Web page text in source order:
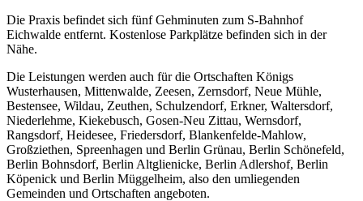
Die Praxis befindet sich fünf Gehminuten zum S-Bahnhof
Eichwalde entfernt. Kostenlose Parkplätze befinden sich in der
Nähe.
Die Leistungen werden auch für die Ortschaften Königs
Wusterhausen, Mittenwalde, Zeesen, Zernsdorf, Neue Mühle,
Bestensee, Wildau, Zeuthen, Schulzendorf, Erkner, Waltersdorf,
Niederlehme, Kiekebusch, Gosen-Neu Zittau, Wernsdorf,
Rangsdorf, Heidesee, Friedersdorf, Blankenfelde-Mahlow,
Großziethen, Spreenhagen und Berlin Grünau, Berlin Schönefeld,
Berlin Bohnsdorf, Berlin Altglienicke, Berlin Adlershof, Berlin
Köpenick und Berlin Müggelheim, also den umliegenden
Gemeinden und Ortschaften angeboten.